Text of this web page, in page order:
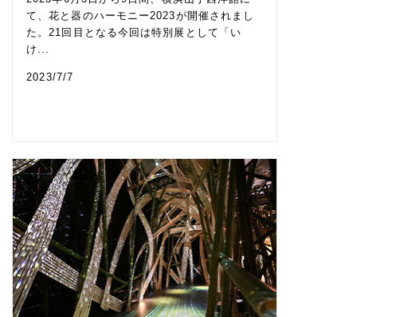
て、花と器のハーモニー2023が開催されまし
た。21回目となる今回は特別展として「い
け...
2023/7/7